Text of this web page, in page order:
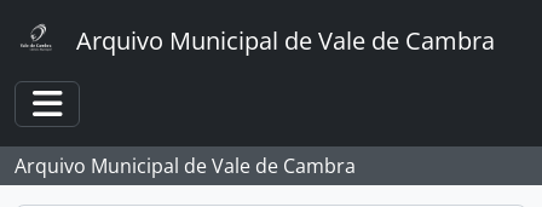
Arquivo Municipal de Vale de Cambra
Toggle navigation
Arquivo Municipal de Vale de Cambra